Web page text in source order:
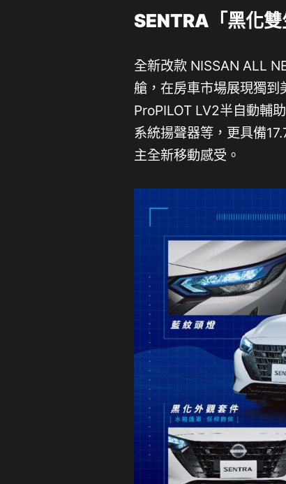
SENTRA「黑化
全新改款 NISSAN ALL
艙，在房車市場展現獨
ProPILOT LV2半自動輔
系統揚聲器等，更具備
主全新移動感受。